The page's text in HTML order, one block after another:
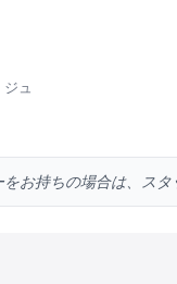
ュ
をお持ちの場合は、ス